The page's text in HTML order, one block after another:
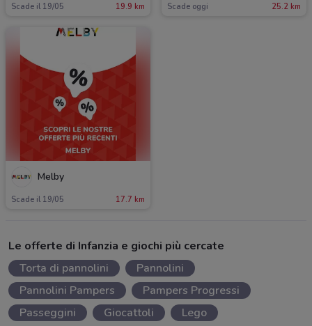
Scade il 19/05 19.9 km Scade oggi 25.2 km
Melby
Scade il 19/05 17.7 km
Le offerte di Infanzia e giochi più cercate
Torta di pannolini
Pannolini
Pannolini Pampers
Pampers Progressi
Passeggini
Giocattoli
Lego